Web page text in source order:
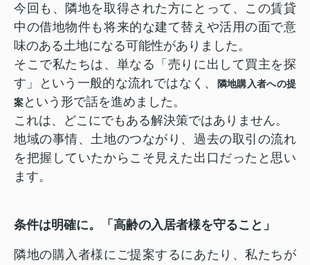
今回も、隣地を取得された方にとって、この賃貸
中の借地物件も将来的な建て替えや活用の面で意
味のある土地になる可能性がありました。
そこで私たちは、単なる「売りに出して買主を探
す」という一般的な流れではなく、
隣地購入者への提
案という形で話を進めました。
これは、どこにでもある解決策ではありません。
地域の事情、土地のつながり、過去の取引の流れ
を把握していたからこそ見えた出口だったと思い
ます。
条件は明確に。「高齢の入居者様を守ること」
隣地の購入者様にご提案するにあたり、私たちが